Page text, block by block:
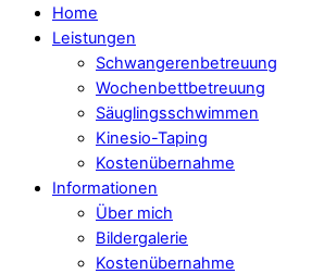
Home
Leistungen
Schwangerenbetreuung
Wochenbettbetreuung
Säuglingsschwimmen
Kinesio-Taping
Kostenübernahme
Informationen
Über mich
Bildergalerie
Kostenübernahme